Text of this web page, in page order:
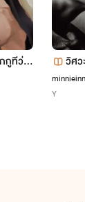
งเป้งไม่กลัวคำ
มือนกัน
Every story Has an
กูทีว่าผี
วิศว
หน้า
Y